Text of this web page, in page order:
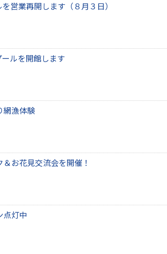
を営業再開します（８月３日）
ルを開館します
網漁体験
お花見交流会を開催！
点灯中